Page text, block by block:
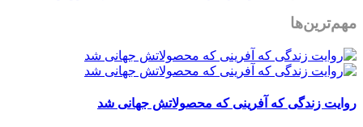
مهم‌ترین‌ها
روایت زندگی که آفرینی که محصولاتش جهانی شد